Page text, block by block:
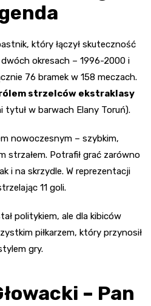
który łączył skuteczność
dwóch okresach – 1996-2000 i
76 bramek w 158 meczach.
strzelców ekstraklasy
tytuł w barwach Elany Toruń).
nowoczesnym – szybkim,
strzałem. Potrafił grać zarówno
i na skrzydle. W reprezentacji
11 goli.
politykiem, ale dla kibiców
piłkarzem, który przynosił
gry.
– Pan